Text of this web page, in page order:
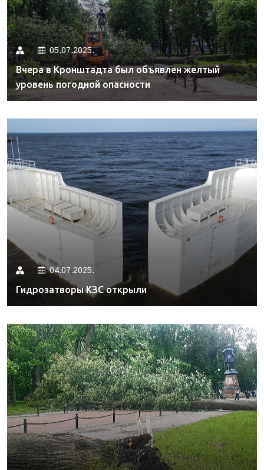
05.07.2025.
Вчера в Кронштадта был объявлен желтый
уровень погодной опасности
04.07.2025.
Гидрозатворы КЗС открыли